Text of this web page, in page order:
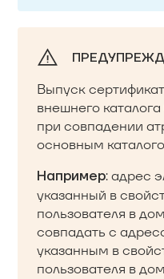
Выпуск
внешнего
при совпадении
основным
Например: адрес
указанный в
пользователя в
совпадать с
указанным в
пользователя в